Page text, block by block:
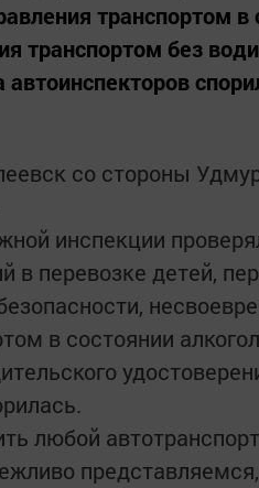
транспортом в
транспортом без
со стороны
инспекции
в перевозке детей,
в состоянии
любой